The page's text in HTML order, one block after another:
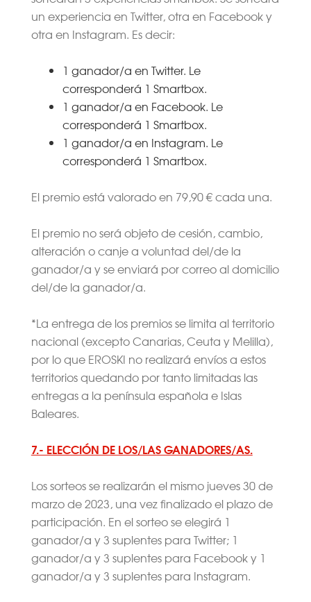
un experiencia en Twitter, otra en Facebook y
otra en Instagram. Es decir:
1 ganador/a en Twitter. Le
corresponderá 1 Smartbox.
1 ganador/a en Facebook. Le
corresponderá 1 Smartbox.
1 ganador/a en Instagram. Le
corresponderá 1 Smartbox.
El premio está valorado en 79,90 € cada una.
El premio no será objeto de cesión, cambio,
alteración o canje a voluntad del/de la
ganador/a y se enviará por correo al domicilio
del/de la ganador/a.
*La entrega de los premios se limita al territorio
nacional (excepto Canarias, Ceuta y Melilla),
por lo que EROSKI no realizará envíos a estos
territorios quedando por tanto limitadas las
entregas a la península española e Islas
Baleares.
7.- ELECCIÓN DE LOS/LAS GANADORES/AS.
Los sorteos se realizarán el mismo jueves 30 de
marzo de 2023, una vez finalizado el plazo de
participación. En el sorteo se elegirá 1
ganador/a y 3 suplentes para Twitter; 1
ganador/a y 3 suplentes para Facebook y 1
ganador/a y 3 suplentes para Instagram.